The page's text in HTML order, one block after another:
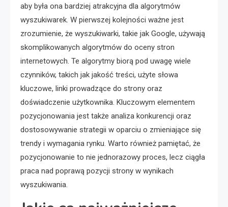
aby była ona bardziej atrakcyjna dla algorytmów
wyszukiwarek. W pierwszej kolejności ważne jest
zrozumienie, że wyszukiwarki, takie jak Google, używają
skomplikowanych algorytmów do oceny stron
internetowych. Te algorytmy biorą pod uwagę wiele
czynników, takich jak jakość treści, użyte słowa
kluczowe, linki prowadzące do strony oraz
doświadczenie użytkownika. Kluczowym elementem
pozycjonowania jest także analiza konkurencji oraz
dostosowywanie strategii w oparciu o zmieniające się
trendy i wymagania rynku. Warto również pamiętać, że
pozycjonowanie to nie jednorazowy proces, lecz ciągła
praca nad poprawą pozycji strony w wynikach
wyszukiwania.